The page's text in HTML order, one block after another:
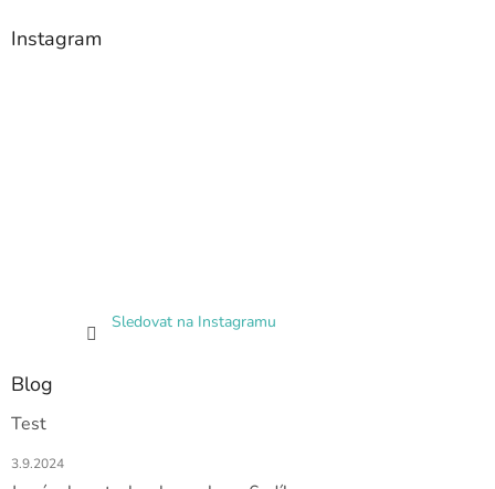
Instagram
Sledovat na Instagramu
Blog
Test
3.9.2024